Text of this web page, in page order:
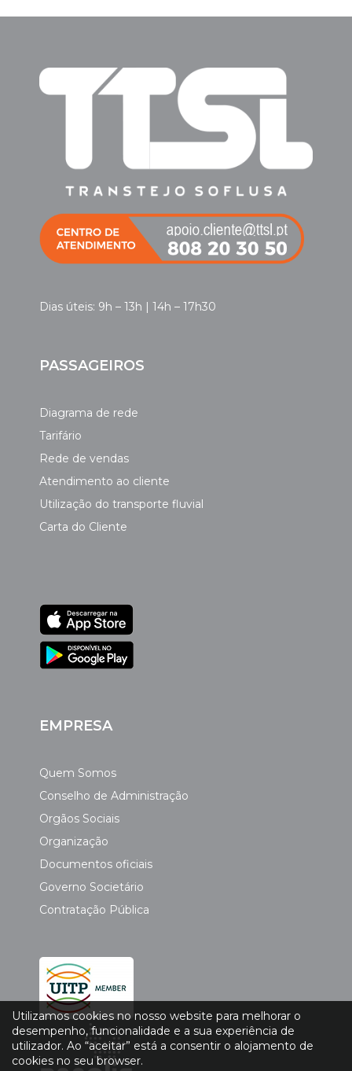
Dias úteis: 9h – 13h | 14h – 17h30
PASSAGEIROS
Diagrama de rede
Tarifário
Rede de vendas
Atendimento ao cliente
Utilização do transporte fluvial
Carta do Cliente
EMPRESA
Quem Somos
Conselho de Administração
Orgãos Sociais
Organização
Documentos oficiais
Governo Societário
Contratação Pública
Utilizamos cookies no nosso website para melhorar o
desempenho, funcionalidade e a sua experiência de
utilizador. Ao “aceitar” está a consentir o alojamento de
cookies no seu browser.